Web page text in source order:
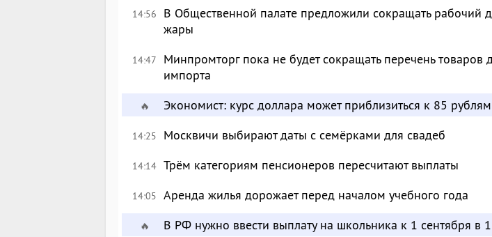
14:56
В Общественной палате предложили сокращать рабочий
жары
14:47
Минпромторг пока не будет сокращать перечень товаров
импорта
🔥 Экономист: курс доллара может приблизиться к 85 рублям
14:25 Москвичи выбирают даты с семёрками для свадеб
14:14 Трём категориям пенсионеров пересчитают выплаты
14:05 Аренда жилья дорожает перед началом учебного года
🔥 В РФ нужно ввести выплату на школьника к 1 сентября в